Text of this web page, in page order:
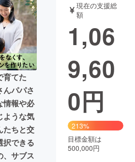
・ガジェット
書籍・雑誌
業 チャレンジ
地域活性化
Good
CAMPFIRE Creation
と納税 machi-ya コミュニティ
育てた
んパパさ
情報や必
ような気
たちと交
択できる
、サブス
現在の支援総
額
1,06
9,60
0円
213%
目標金額は
500,000円